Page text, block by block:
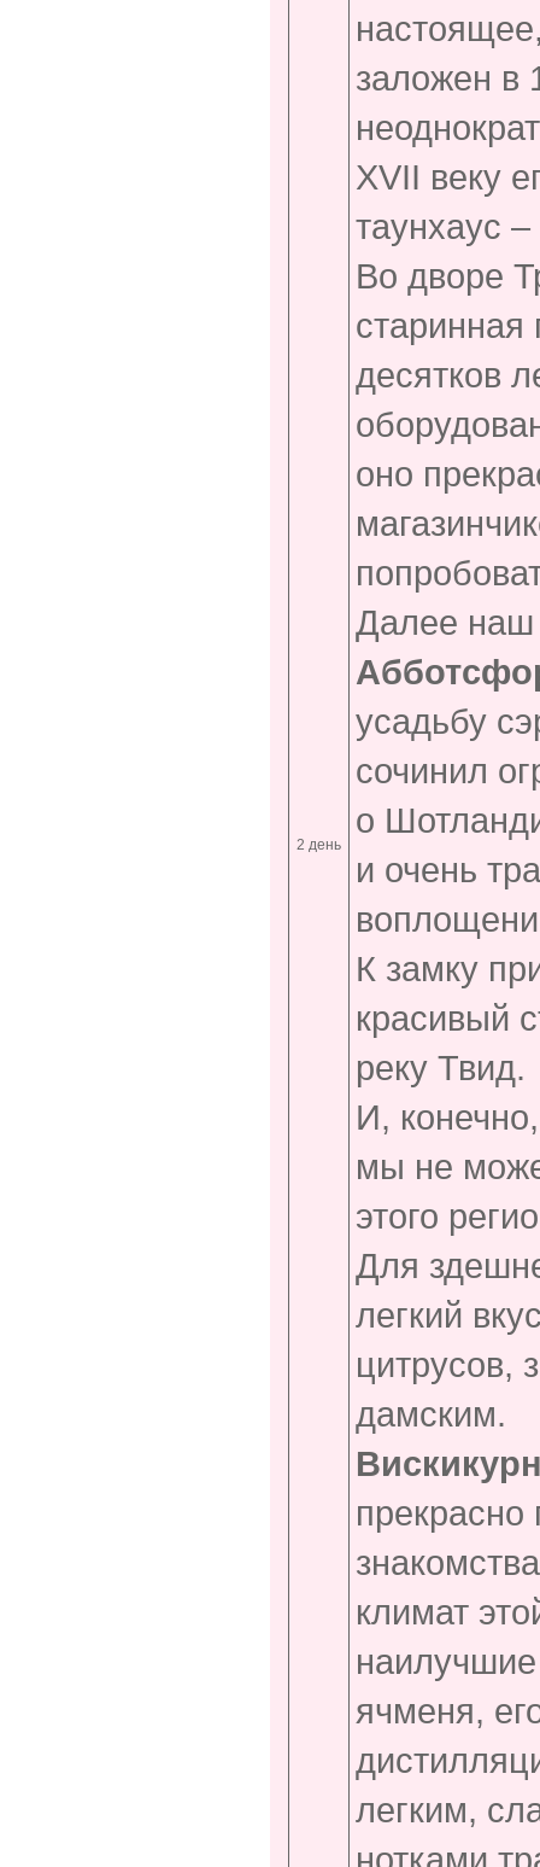
2 день
заложен в
XVII веку
таунхаус
Во дворе
старинная
десятков
оно
Далее наш
усадьбу
сочинил
о
и очень
К замку
красивый
реку Твид.
И,
мы не
этого
Для
легкий
цитрусов,
дамским.
климат
ячменя,
легким,